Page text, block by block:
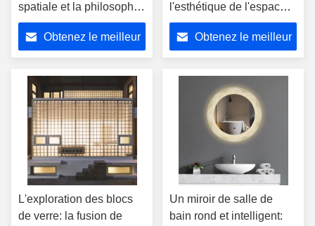
spatiale et la philosophie
de vie des miroirs de
salle de bain intelligents
Obtenez le meilleur
l'esthétique de l'espace,
éclairez la vie
quotidienne raffinée
Obtenez le meilleur
L'exploration des blocs
de verre: la fusion de
Un miroir de salle de
bain rond et intelligent: